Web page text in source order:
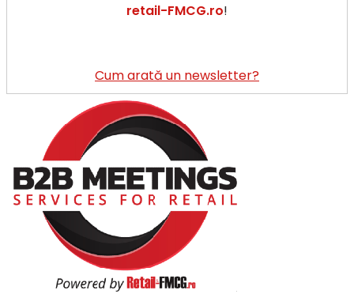
retail-FMCG.ro!
Cum arată un newsletter?